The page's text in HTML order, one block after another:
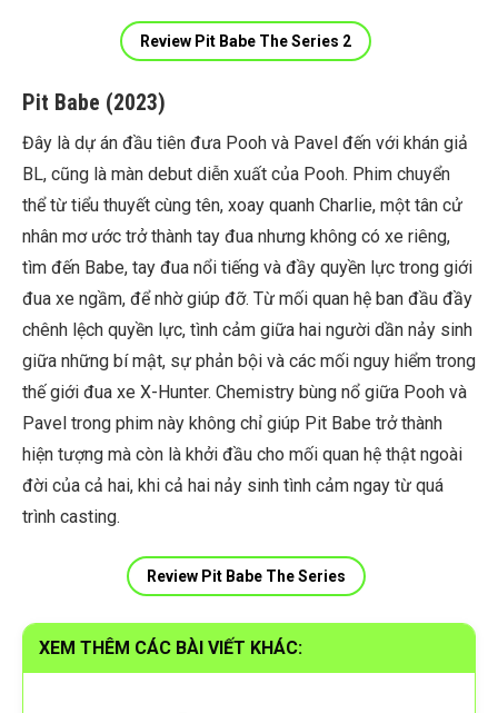
Review Pit Babe The Series 2
Pit Babe (2023)
Đây là dự án đầu tiên đưa Pooh và Pavel đến với khán giả
BL, cũng là màn debut diễn xuất của Pooh. Phim chuyển
thể từ tiểu thuyết cùng tên, xoay quanh Charlie, một tân cử
nhân mơ ước trở thành tay đua nhưng không có xe riêng,
tìm đến Babe, tay đua nổi tiếng và đầy quyền lực trong giới
đua xe ngầm, để nhờ giúp đỡ. Từ mối quan hệ ban đầu đầy
chênh lệch quyền lực, tình cảm giữa hai người dần nảy sinh
giữa những bí mật, sự phản bội và các mối nguy hiểm trong
thế giới đua xe X-Hunter. Chemistry bùng nổ giữa Pooh và
Pavel trong phim này không chỉ giúp Pit Babe trở thành
hiện tượng mà còn là khởi đầu cho mối quan hệ thật ngoài
đời của cả hai, khi cả hai nảy sinh tình cảm ngay từ quá
trình casting.
Review Pit Babe The Series
XEM THÊM CÁC BÀI VIẾT KHÁC: